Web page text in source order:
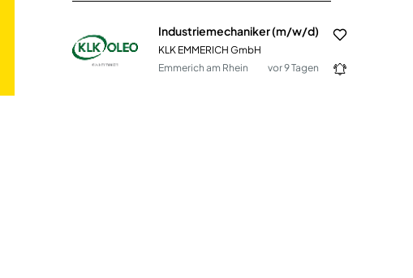
Industriemechaniker (m/w/d)
KLK EMMERICH GmbH
Emmerich am Rhein
vor 9 Tagen